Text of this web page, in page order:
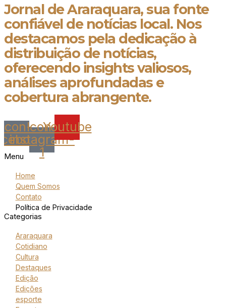
Jornal de Araraquara, sua fonte
confiável de notícias local. Nos
destacamos pela dedicação à
distribuição de notícias,
oferecendo insights valiosos,
análises aprofundadas e
cobertura abrangente.
Icon-Icon-
instagram-
1
Youtube
Menu
Home
Quem Somos
Contato
Política de Privacidade
Categorias
Araraquara
Cotidiano
Cultura
Destaques
Edição
Edições
esporte